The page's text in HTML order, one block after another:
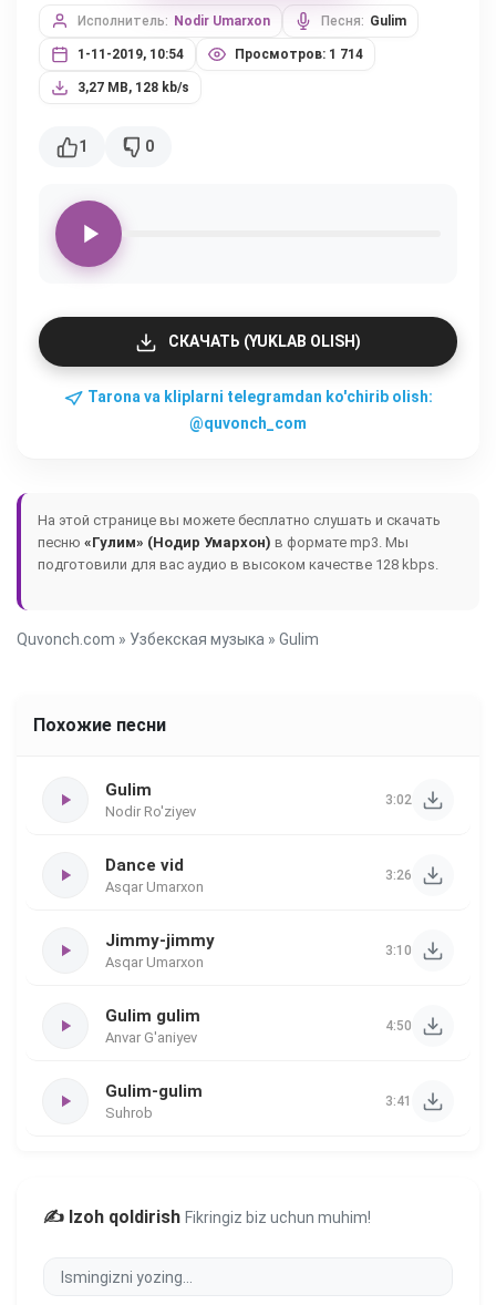
Исполнитель: Nodir Umarxon Песня: Gulim
1-11-2019, 10:54 Просмотров: 1 714
3,27 MB, 128 kb/s
1 0
СКАЧАТЬ (YUKLAB OLISH)
Tarona va kliplarni telegramdan ko'chirib olish:
@quvonch_com
На этой странице вы можете бесплатно слушать и скачать
песню «Гулим» (Нодир Умархон) в формате mp3. Мы
подготовили для вас аудио в высоком качестве 128 kbps.
Quvonch.com » Узбекская музыка » Gulim
Похожие песни
Gulim
Nodir Ro'ziyev
3:02
Dance vid
Asqar Umarxon
3:26
Jimmy-jimmy
Asqar Umarxon
3:10
Gulim gulim
Anvar G'aniyev
4:50
Gulim-gulim
Suhrob
3:41
✍️ Izoh qoldirish Fikringiz biz uchun muhim!